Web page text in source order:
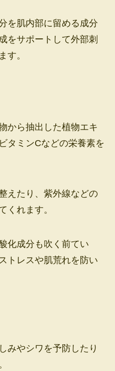
を肌内部に留める成分
をサポートして外部刺
す。
から抽出した植物エキ
タミンCなどの栄養素を
えたり、紫外線などの
くれます。
化成分も吹く前てい
トレスや肌荒れを防い
みやシワを予防したり